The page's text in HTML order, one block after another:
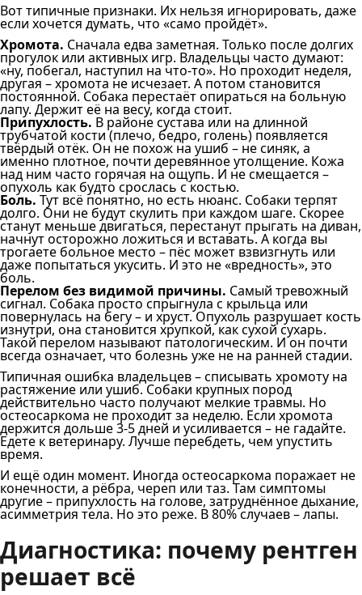
Вот типичные признаки. Их нельзя игнорировать, даже
если хочется думать, что «само пройдёт».
Хромота. Сначала едва заметная. Только после долгих
прогулок или активных игр. Владельцы часто думают:
«ну, побегал, наступил на что-то». Но проходит неделя,
другая – хромота не исчезает. А потом становится
постоянной. Собака перестаёт опираться на больную
лапу. Держит её на весу, когда стоит.
Припухлость. В районе сустава или на длинной
трубчатой кости (плечо, бедро, голень) появляется
твёрдый отёк. Он не похож на ушиб – не синяк, а
именно плотное, почти деревянное утолщение. Кожа
над ним часто горячая на ощупь. И не смещается –
опухоль как будто срослась с костью.
Боль. Тут всё понятно, но есть нюанс. Собаки терпят
долго. Они не будут скулить при каждом шаге. Скорее
станут меньше двигаться, перестанут прыгать на диван,
начнут осторожно ложиться и вставать. А когда вы
трогаете больное место – пёс может взвизгнуть или
даже попытаться укусить. И это не «вредность», это
боль.
Перелом без видимой причины. Самый тревожный
сигнал. Собака просто спрыгнула с крыльца или
повернулась на бегу – и хруст. Опухоль разрушает кость
изнутри, она становится хрупкой, как сухой сухарь.
Такой перелом называют патологическим. И он почти
всегда означает, что болезнь уже не на ранней стадии.
Типичная ошибка владельцев – списывать хромоту на
растяжение или ушиб. Собаки крупных пород
действительно часто получают мелкие травмы. Но
остеосаркома не проходит за неделю. Если хромота
держится дольше 3-5 дней и усиливается – не гадайте.
Едете к ветеринару. Лучше перебдеть, чем упустить
время.
И ещё один момент. Иногда остеосаркома поражает не
конечности, а рёбра, череп или таз. Там симптомы
другие – припухлость на голове, затруднённое дыхание,
асимметрия тела. Но это реже. В 80% случаев – лапы.
Диагностика: почему рентген
решает всё